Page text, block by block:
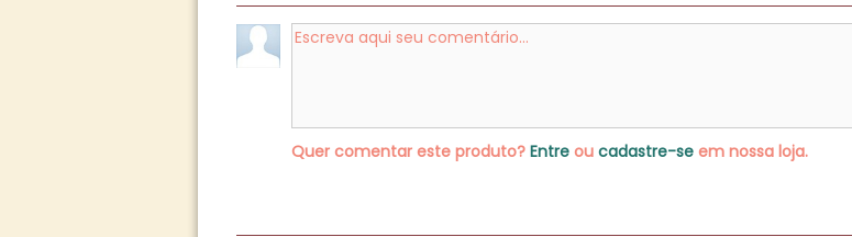
Quer comentar este produto? Entreou cadastre-seem nossa loja.